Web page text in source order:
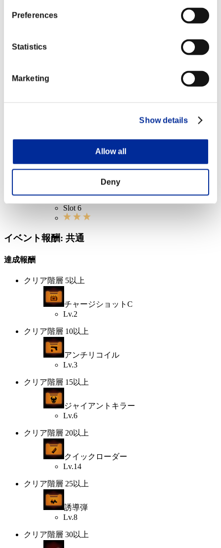
Preferences
Statistics
Marketing
Show details
Allow all
Deny
クリア階層 15以上
誘導弾
クリア階層 30以上
SG-DRAKE ショートレンジ+
Slot 6
イベント報酬: 共通
達成報酬
クリア階層 5以上
チャージショットC
Lv.2
クリア階層 10以上
アンチリコイル
Lv.3
クリア階層 15以上
ジャイアントキラー
Lv.6
クリア階層 20以上
クイックローダー
Lv.14
クリア階層 25以上
誘導弾
Lv.8
クリア階層 30以上